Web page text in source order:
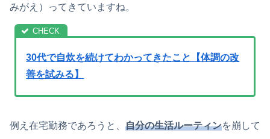
みがえ）ってきていますね。
30代で自炊を続けてわかってきたこと【体調の改
善を試みる】
例え在宅勤務であろうと、 自分の生活ルーティンを崩して